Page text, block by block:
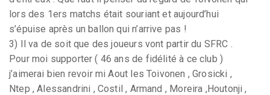
lors des 1ers matchs était souriant et aujourd’hui
s’épuise après un ballon qui n’arrive pas !
3) Il va de soit que des joueurs vont partir du SFRC .
Pour moi supporter ( 46 ans de fidélité à ce club )
j’aimerai bien revoir mi Aout les Toivonen , Grosicki ,
Ntep , Alessandrini , Costil , Armand , Moreira ,Houtonji ,